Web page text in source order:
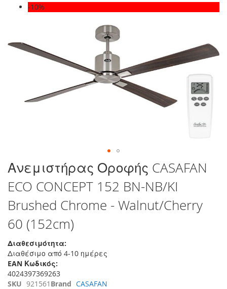
Μετάβαση
συλλογής
εικόνων
-10%
Μετάβαση
στην
αρχή
της
συλλογής
εικόνων
Ανεμιστήρας Οροφής CASAFAN
ECO CONCEPT 152 BN-NB/KI
Brushed Chrome - Walnut/Cherry
60 (152cm)
Διαθεσιμότητα:
Διαθέσιμο από 4-10 ημέρες
EAN Κωδικός:
4024397369263
SKU 921561 Brand CASAFAN